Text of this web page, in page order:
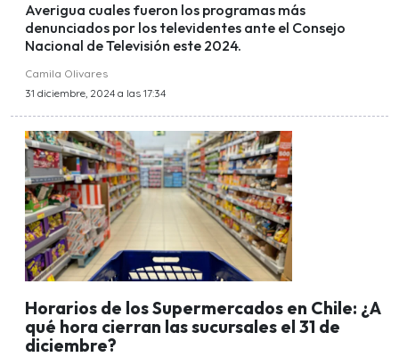
Averigua cuales fueron los programas más
denunciados por los televidentes ante el Consejo
Nacional de Televisión este 2024.
Camila Olivares
31 diciembre, 2024 a las 17:34
Horarios de los Supermercados en Chile: ¿A
qué hora cierran las sucursales el 31 de
diciembre?